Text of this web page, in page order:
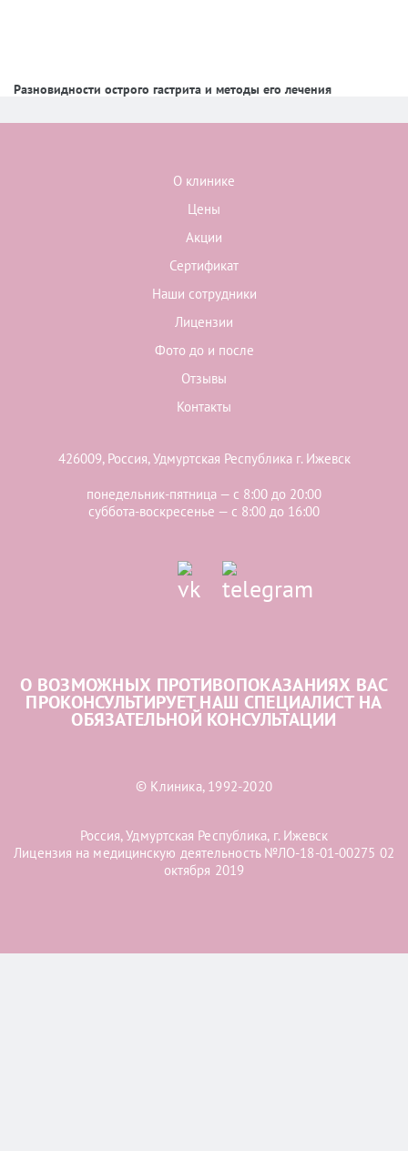
Разновидности острого гастрита и методы его лечения
О клинике
Цены
Акции
Сертификат
Наши сотрудники
Лицензии
Фото до и после
Отзывы
Контакты
426009, Россия, Удмуртская Республика г. Ижевск
понедельник-пятница — с 8:00 до 20:00
суббота-воскресенье — с 8:00 до 16:00
О ВОЗМОЖНЫХ ПРОТИВОПОКАЗАНИЯХ ВАС
ПРОКОНСУЛЬТИРУЕТ НАШ СПЕЦИАЛИСТ НА
ОБЯЗАТЕЛЬНОЙ КОНСУЛЬТАЦИИ
© Клиника, 1992-2020
Россия, Удмуртская Республика, г. Ижевск
Лицензия на медицинскую деятельность №ЛО-18-01-00275 02
октября 2019